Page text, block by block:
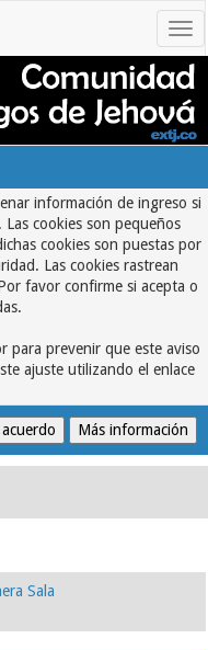
información de ingreso si
cookies son pequeños
cookies son puestas por
Las cookies rastrean
favor confirme si acepta o
para prevenir que este aviso
ajuste utilizando el enlace
Sala